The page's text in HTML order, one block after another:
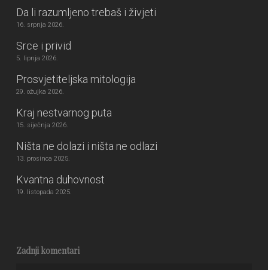
Da li razumljeno trebaš i živjeti
16. srpnja 2026.
Srce i privid
5. lipnja 2026.
Prosvjetiteljska mitologija
29. ožujka 2026.
Kraj nestvarnog puta
15. siječnja 2026.
Ništa ne dolazi i ništa ne odlazi
13. prosinca 2025.
Kvantna duhovnost
19. listopada 2025.
Zadnji komentari